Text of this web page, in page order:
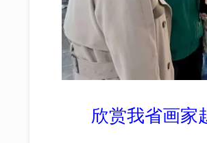
欣赏我省画家